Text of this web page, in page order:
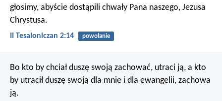
głosimy, abyście dostąpili chwały Pana naszego, Jezusa
Chrystusa.
II Tesaloniczan 2:14 powołanie
Bo kto by chciał duszę swoją zachować, utraci ją, a kto
by utracił duszę swoją dla mnie i dla ewangelii, zachowa
ją.